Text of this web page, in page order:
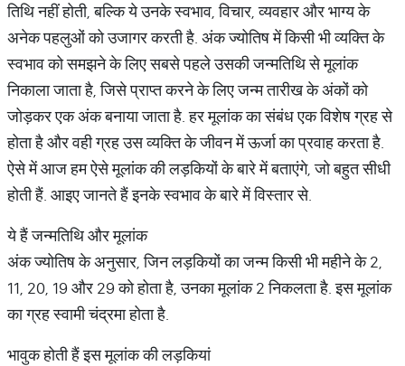
तिथि नहीं होती, बल्कि ये उनके स्वभाव, विचार, व्यवहार और भाग्य के
अनेक पहलुओं को उजागर करती है. अंक ज्योतिष में किसी भी व्यक्ति के
स्वभाव को समझने के लिए सबसे पहले उसकी जन्मतिथि से मूलांक
निकाला जाता है, जिसे प्राप्त करने के लिए जन्म तारीख के अंकों को
जोड़कर एक अंक बनाया जाता है. हर मूलांक का संबंध एक विशेष ग्रह से
होता है और वही ग्रह उस व्यक्ति के जीवन में ऊर्जा का प्रवाह करता है.
ऐसे में आज हम ऐसे मूलांक की लड़कियों के बारे में बताएंगे, जो बहुत सीधी
होती हैं. आइए जानते हैं इनके स्वभाव के बारे में विस्तार से.
ये हैं जन्मतिथि और मूलांक
अंक ज्योतिष के अनुसार, जिन लड़कियों का जन्म किसी भी महीने के 2,
11, 20, 19 और 29 को होता है, उनका मूलांक 2 निकलता है. इस मूलांक
का ग्रह स्वामी चंद्रमा होता है.
भावुक होती हैं इस मूलांक की लड़कियां